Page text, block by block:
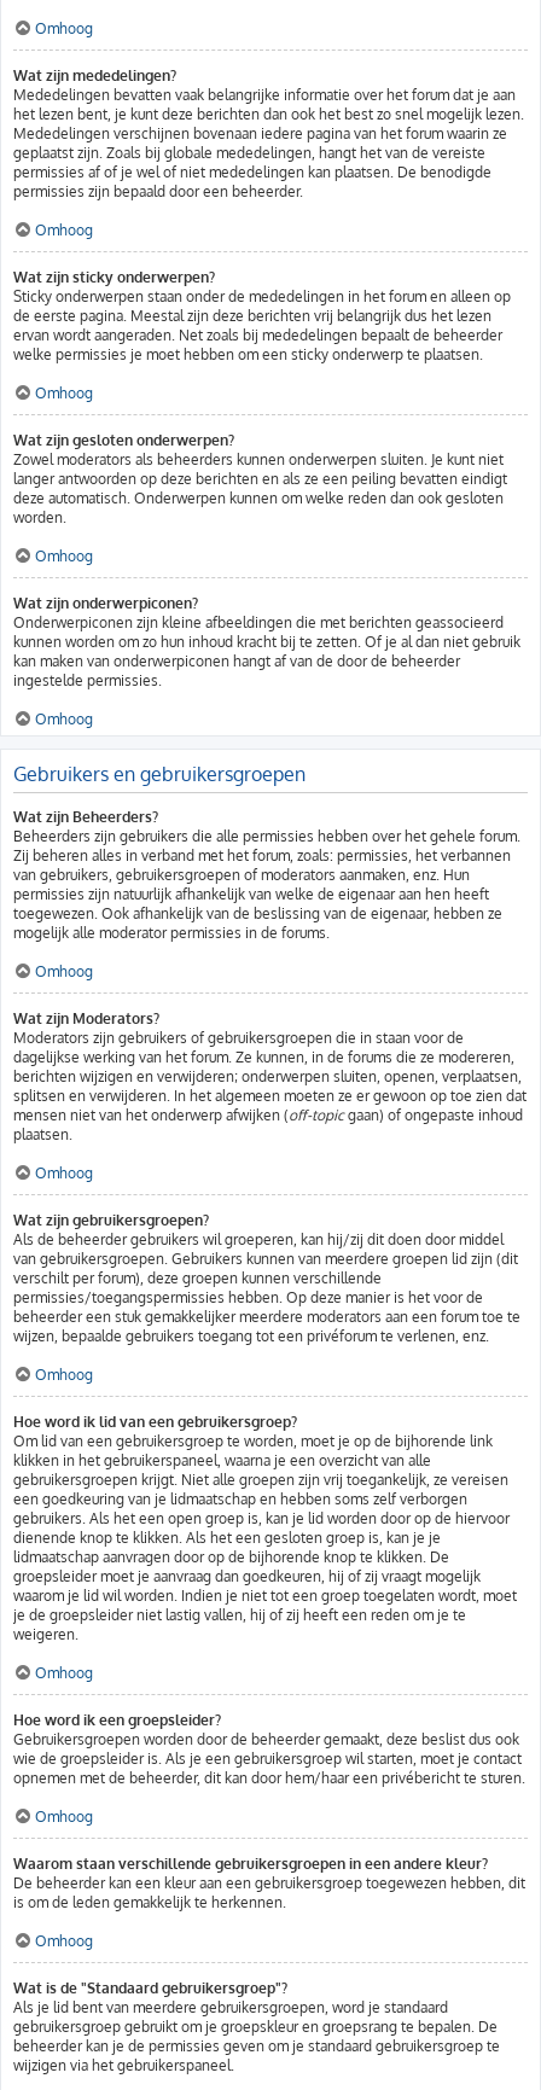
Omhoog
Wat zijn mededelingen?
Mededelingen bevatten vaak belangrijke informatie over het forum dat je aan
het lezen bent, je kunt deze berichten dan ook het best zo snel mogelijk lezen.
Mededelingen verschijnen bovenaan iedere pagina van het forum waarin ze
geplaatst zijn. Zoals bij globale mededelingen, hangt het van de vereiste
permissies af of je wel of niet mededelingen kan plaatsen. De benodigde
permissies zijn bepaald door een beheerder.
Omhoog
Wat zijn sticky onderwerpen?
Sticky onderwerpen staan onder de mededelingen in het forum en alleen op
de eerste pagina. Meestal zijn deze berichten vrij belangrijk dus het lezen
ervan wordt aangeraden. Net zoals bij mededelingen bepaalt de beheerder
welke permissies je moet hebben om een sticky onderwerp te plaatsen.
Omhoog
Wat zijn gesloten onderwerpen?
Zowel moderators als beheerders kunnen onderwerpen sluiten. Je kunt niet
langer antwoorden op deze berichten en als ze een peiling bevatten eindigt
deze automatisch. Onderwerpen kunnen om welke reden dan ook gesloten
worden.
Omhoog
Wat zijn onderwerpiconen?
Onderwerpiconen zijn kleine afbeeldingen die met berichten geassocieerd
kunnen worden om zo hun inhoud kracht bij te zetten. Of je al dan niet gebruik
kan maken van onderwerpiconen hangt af van de door de beheerder
ingestelde permissies.
Omhoog
Gebruikers en gebruikersgroepen
Wat zijn Beheerders?
Beheerders zijn gebruikers die alle permissies hebben over het gehele forum.
Zij beheren alles in verband met het forum, zoals: permissies, het verbannen
van gebruikers, gebruikersgroepen of moderators aanmaken, enz. Hun
permissies zijn natuurlijk afhankelijk van welke de eigenaar aan hen heeft
toegewezen. Ook afhankelijk van de beslissing van de eigenaar, hebben ze
mogelijk alle moderator permissies in de forums.
Omhoog
Wat zijn Moderators?
Moderators zijn gebruikers of gebruikersgroepen die in staan voor de
dagelijkse werking van het forum. Ze kunnen, in de forums die ze modereren,
berichten wijzigen en verwijderen; onderwerpen sluiten, openen, verplaatsen,
splitsen en verwijderen. In het algemeen moeten ze er gewoon op toe zien dat
mensen niet van het onderwerp afwijken (off-topicgaan) of ongepaste inhoud
plaatsen.
Omhoog
Wat zijn gebruikersgroepen?
Als de beheerder gebruikers wil groeperen, kan hij/zij dit doen door middel
van gebruikersgroepen. Gebruikers kunnen van meerdere groepen lid zijn (dit
verschilt per forum), deze groepen kunnen verschillende
permissies/toegangspermissies hebben. Op deze manier is het voor de
beheerder een stuk gemakkelijker meerdere moderators aan een forum toe te
wijzen, bepaalde gebruikers toegang tot een privéforum te verlenen, enz.
Omhoog
Hoe word ik lid van een gebruikersgroep?
Om lid van een gebruikersgroep te worden, moet je op de bijhorende link
klikken in het gebruikerspaneel, waarna je een overzicht van alle
gebruikersgroepen krijgt. Niet alle groepen zijn vrij toegankelijk, ze vereisen
een goedkeuring van je lidmaatschap en hebben soms zelf verborgen
gebruikers. Als het een open groep is, kan je lid worden door op de hiervoor
dienende knop te klikken. Als het een gesloten groep is, kan je je
lidmaatschap aanvragen door op de bijhorende knop te klikken. De
groepsleider moet je aanvraag dan goedkeuren, hij of zij vraagt mogelijk
waarom je lid wil worden. Indien je niet tot een groep toegelaten wordt, moet
je de groepsleider niet lastig vallen, hij of zij heeft een reden om je te
weigeren.
Omhoog
Hoe word ik een groepsleider?
Gebruikersgroepen worden door de beheerder gemaakt, deze beslist dus ook
wie de groepsleider is. Als je een gebruikersgroep wil starten, moet je contact
opnemen met de beheerder, dit kan door hem/haar een privébericht te sturen.
Omhoog
Waarom staan verschillende gebruikersgroepen in een andere kleur?
De beheerder kan een kleur aan een gebruikersgroep toegewezen hebben, dit
is om de leden gemakkelijk te herkennen.
Omhoog
Wat is de "Standaard gebruikersgroep"?
Als je lid bent van meerdere gebruikersgroepen, word je standaard
gebruikersgroep gebruikt om je groepskleur en groepsrang te bepalen. De
beheerder kan je de permissies geven om je standaard gebruikersgroep te
wijzigen via het gebruikerspaneel.